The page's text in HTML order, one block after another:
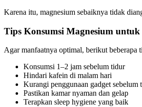
Karena itu, magnesium sebaiknya tidak
Tips Konsumsi Magnesium
Agar manfaatnya optimal, berikut beberapa
Konsumsi 1–2 jam sebelum tidur
Hindari kafein di malam hari
Kurangi penggunaan gadget sebelum
Pastikan kamar nyaman dan gelap
Terapkan sleep hygiene yang baik